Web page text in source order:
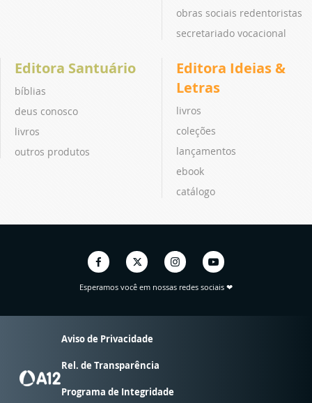
obras sociais redentoristas
secretariado vocacional
Editora Santuário
bíblias
deus conosco
livros
outros produtos
Editora Ideias &
Letras
livros
coleções
lançamentos
ebook
catálogo
Esperamos você em nossas redes sociais ❤
Aviso de Privacidade
Rel. de Transparência
Programa de Integridade